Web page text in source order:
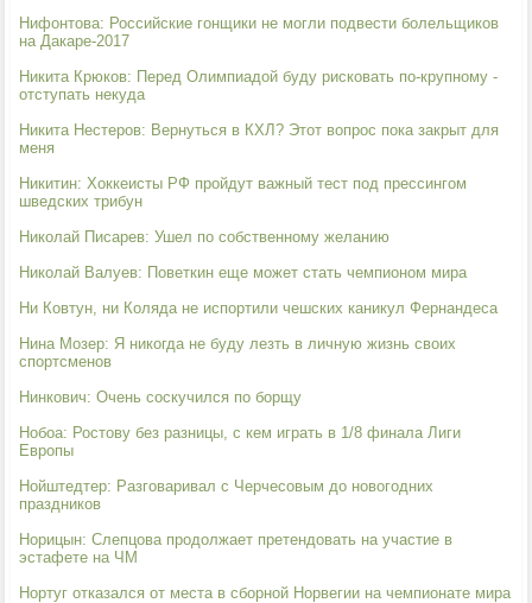
Нифонтова: Российские гонщики не могли подвести болельщиков
на Дакаре-2017
Никита Крюков: Перед Олимпиадой буду рисковать по-крупному -
отступать некуда
Никита Нестеров: Вернуться в КХЛ? Этот вопрос пока закрыт для
меня
Никитин: Хоккеисты РФ пройдут важный тест под прессингом
шведских трибун
Николай Писарев: Ушел по собственному желанию
Николай Валуев: Поветкин еще может стать чемпионом мира
Ни Ковтун, ни Коляда не испортили чешских каникул Фернандеса
Нина Мозер: Я никогда не буду лезть в личную жизнь своих
спортсменов
Нинкович: Очень соскучился по борщу
Нобоа: Ростову без разницы, с кем играть в 1/8 финала Лиги
Европы
Нойштедтер: Разговаривал с Черчесовым до новогодних
праздников
Норицын: Слепцова продолжает претендовать на участие в
эстафете на ЧМ
Нортуг отказался от места в сборной Норвегии на чемпионате мира